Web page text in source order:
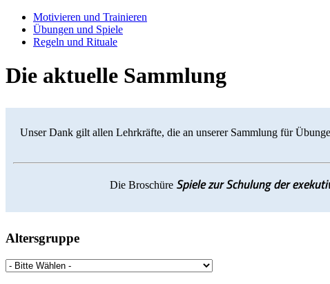
Motivieren und Trainieren
Übungen und Spiele
Regeln und Rituale
Die aktuelle Sammlung
Unser Dank gilt allen Lehrkräfte, die an unserer Sammlung für
Die Broschüre Spiele zur Schulung der
Altersgruppe